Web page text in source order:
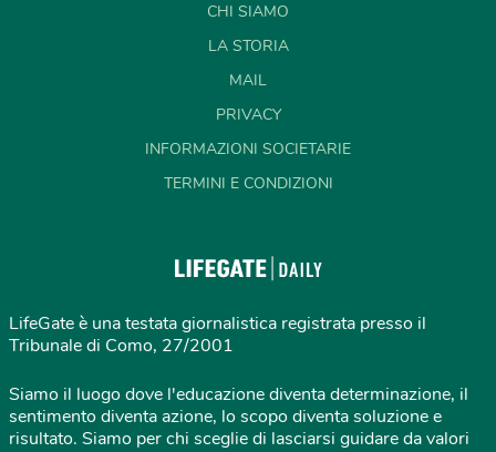
CHI SIAMO
LA STORIA
MAIL
PRIVACY
INFORMAZIONI SOCIETARIE
TERMINI E CONDIZIONI
LifeGate è una testata giornalistica registrata presso il
Tribunale di Como, 27/2001
Siamo il luogo dove l'educazione diventa determinazione, il
sentimento diventa azione, lo scopo diventa soluzione e
risultato. Siamo per chi sceglie di lasciarsi guidare da valori